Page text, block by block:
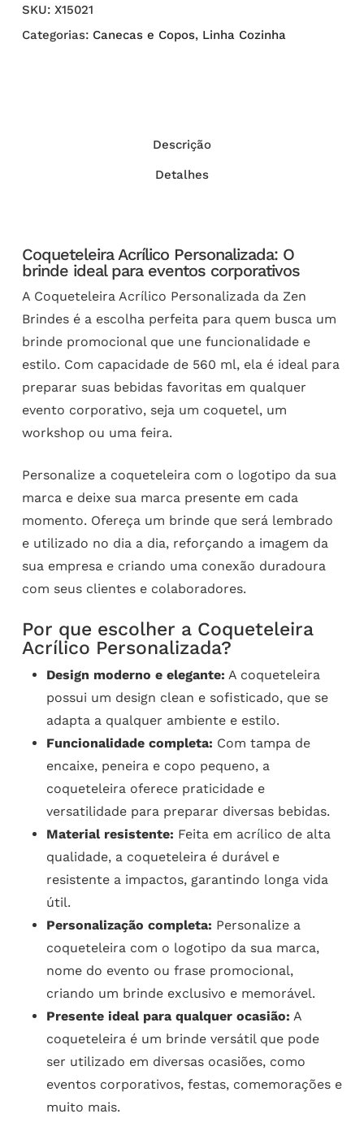
SKU: X15021
Categorias: Canecas e Copos, Linha Cozinha
Descrição
Detalhes
Coqueteleira Acrílico Personalizada: O
brinde ideal para eventos corporativos
A Coqueteleira Acrílico Personalizada da Zen
Brindes é a escolha perfeita para quem busca um
brinde promocional que une funcionalidade e
estilo. Com capacidade de 560 ml, ela é ideal para
preparar suas bebidas favoritas em qualquer
evento corporativo, seja um coquetel, um
workshop ou uma feira.
Personalize a coqueteleira com o logotipo da sua
marca e deixe sua marca presente em cada
momento. Ofereça um brinde que será lembrado
e utilizado no dia a dia, reforçando a imagem da
sua empresa e criando uma conexão duradoura
com seus clientes e colaboradores.
Por que escolher a Coqueteleira
Acrílico Personalizada?
Design moderno e elegante: A coqueteleira
possui um design clean e sofisticado, que se
adapta a qualquer ambiente e estilo.
Funcionalidade completa: Com tampa de
encaixe, peneira e copo pequeno, a
coqueteleira oferece praticidade e
versatilidade para preparar diversas bebidas.
Material resistente: Feita em acrílico de alta
qualidade, a coqueteleira é durável e
resistente a impactos, garantindo longa vida
útil.
Personalização completa: Personalize a
coqueteleira com o logotipo da sua marca,
nome do evento ou frase promocional,
criando um brinde exclusivo e memorável.
Presente ideal para qualquer ocasião: A
coqueteleira é um brinde versátil que pode
ser utilizado em diversas ocasiões, como
eventos corporativos, festas, comemorações e
muito mais.